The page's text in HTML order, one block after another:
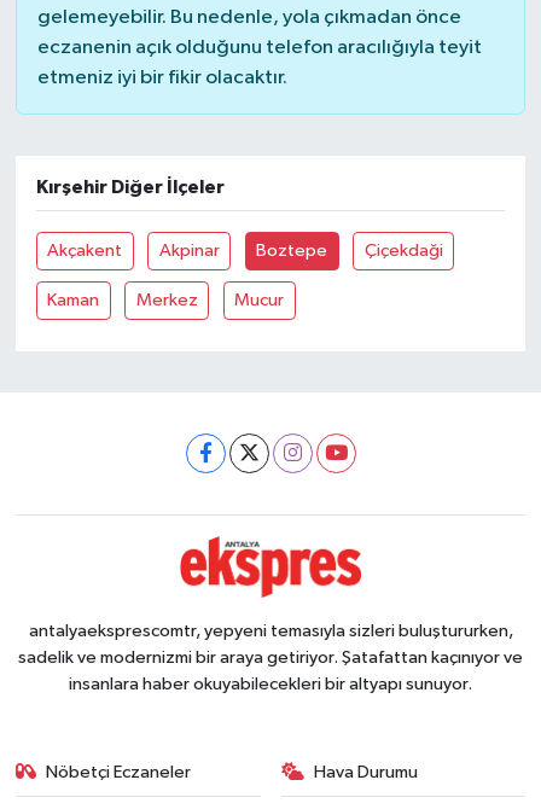
gelemeyebilir. Bu nedenle, yola çıkmadan önce
eczanenin açık olduğunu telefon aracılığıyla teyit
etmeniz iyi bir fikir olacaktır.
Kırşehir Diğer İlçeler
Akçakent Akpinar Boztepe Çiçekdaği
Kaman Merkez Mucur
antalyaeksprescomtr, yepyeni temasıyla sizleri buluştururken,
sadelik ve modernizmi bir araya getiriyor. Şatafattan kaçınıyor ve
insanlara haber okuyabilecekleri bir altyapı sunuyor.
Nöbetçi Eczaneler Hava Durumu
VİDEO HABERLER
YAZARLAR
MAGAZİN